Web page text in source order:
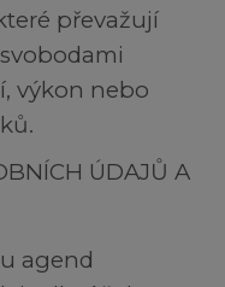
převažují
výkon nebo
ÚDAJŮ A
agend